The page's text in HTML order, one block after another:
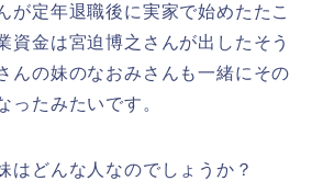
が定年退職後に実家で始めたたこ
資金は宮迫博之さんが出したそう
んの妹のなおみさんも一緒にその
ったみたいです。
はどんな人なのでしょうか？